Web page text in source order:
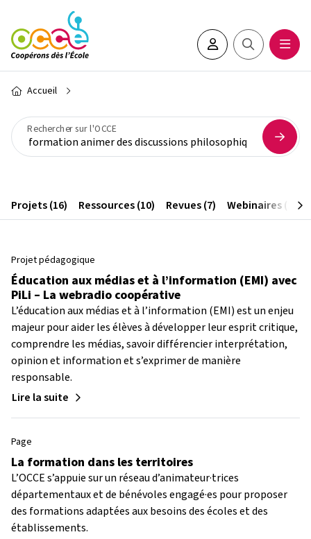
Aller au contenu principal
Espace adhérent•e
Rechercher
Fil d'Ariane
Accueil
Rechercher sur l'OCCE
Projets (16) Ressources (10) Revues (7) Webinaires (1)
Projet pédagogique
Éducation aux médias et à l’information (EMI) avec
PiLi – La webradio coopérative
L’éducation aux médias et à l’information (EMI) est un enjeu
majeur pour aider les élèves à développer leur esprit critique,
comprendre les médias, savoir différencier interprétation,
opinion et information et s’exprimer de manière
responsable.
Lire la suite
Page
La formation dans les territoires
L’OCCE s’appuie sur un réseau d’animateur·trices
départementaux et de bénévoles engagé·es pour proposer
des formations adaptées aux besoins des écoles et des
établissements.